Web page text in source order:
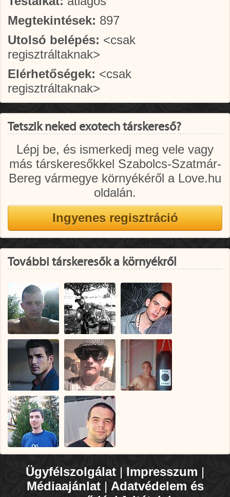
Megtekintések: 897
Utolsó belépés: <csak
regisztráltaknak>
Elérhetőségek: <csak
regisztráltaknak>
Tetszik neked exotech társkereső?
Lépj be, és ismerkedj meg vele vagy
más társkeresőkkel Szabolcs-Szatmár-
Bereg vármegye környékéről a Love.hu
oldalán.
További társkeresők a környékről
Ügyfélszolgálat | Impresszum |
Médiaajánlat| Adatvédelem és